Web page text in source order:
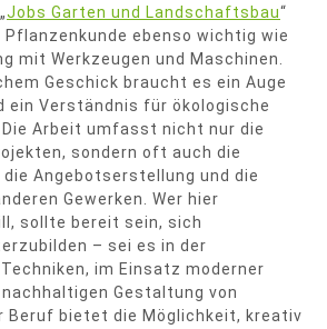
Jobs Garten und Landschaftsbau“
ebenso wichtig wie
mit Werkzeugen und Maschinen.
Geschick braucht es ein Auge
ein Verständnis für ökologische
Arbeit umfasst nicht nur die
sondern oft auch die
die Angebotserstellung und die
Gewerken. Wer hier
sollte bereit sein, sich
– sei es in der
im Einsatz moderner
Gestaltung von
Beruf bietet die Möglichkeit, kreativ